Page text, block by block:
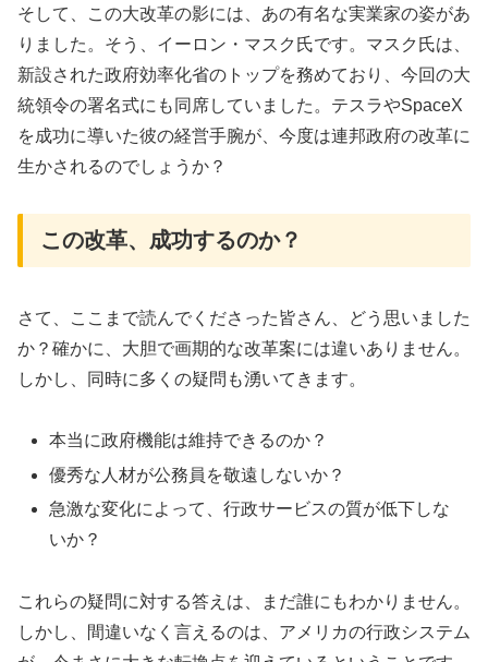
そして、この大改革の影には、あの有名な実業家の姿があ
りました。そう、イーロン・マスク氏です。マスク氏は、
新設された政府効率化省のトップを務めており、今回の大
統領令の署名式にも同席していました。テスラやSpaceX
を成功に導いた彼の経営手腕が、今度は連邦政府の改革に
生かされるのでしょうか？
この改革、成功するのか？
さて、ここまで読んでくださった皆さん、どう思いました
か？確かに、大胆で画期的な改革案には違いありません。
しかし、同時に多くの疑問も湧いてきます。
本当に政府機能は維持できるのか？
優秀な人材が公務員を敬遠しないか？
急激な変化によって、行政サービスの質が低下しな
いか？
これらの疑問に対する答えは、まだ誰にもわかりません。
しかし、間違いなく言えるのは、アメリカの行政システム